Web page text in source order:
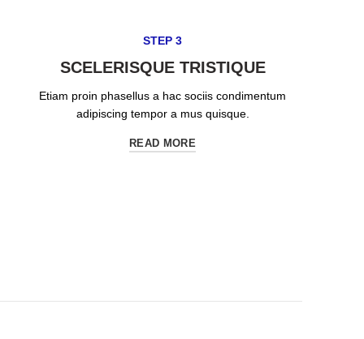
STEP 3
SCELERISQUE TRISTIQUE
Etiam proin phasellus a hac sociis condimentum
adipiscing tempor a mus quisque.
READ MORE